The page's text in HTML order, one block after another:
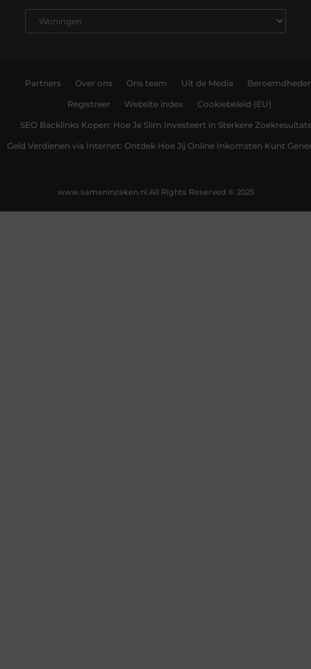
Partners Over ons Ons team Uit de Media
Registreer Website index Cookiebeleid (EU)
SEO Backlinks Kopen: Hoe Je Slim Investeert in Sterkere
Geld Verdienen via Internet: Ontdek Hoe Jij Online Inkomsten Kunt
All Rights Reserved © 2025
www.sameninzaken.nl.